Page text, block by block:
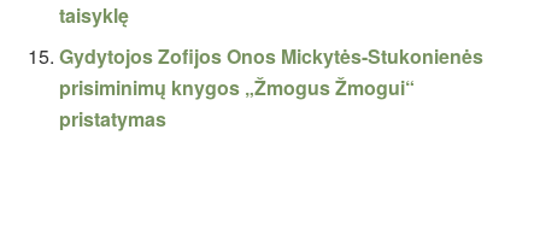
taisyklę
Gydytojos Zofijos Onos Mickytės-Stukonienės
prisiminimų knygos „Žmogus Žmogui“
pristatymas